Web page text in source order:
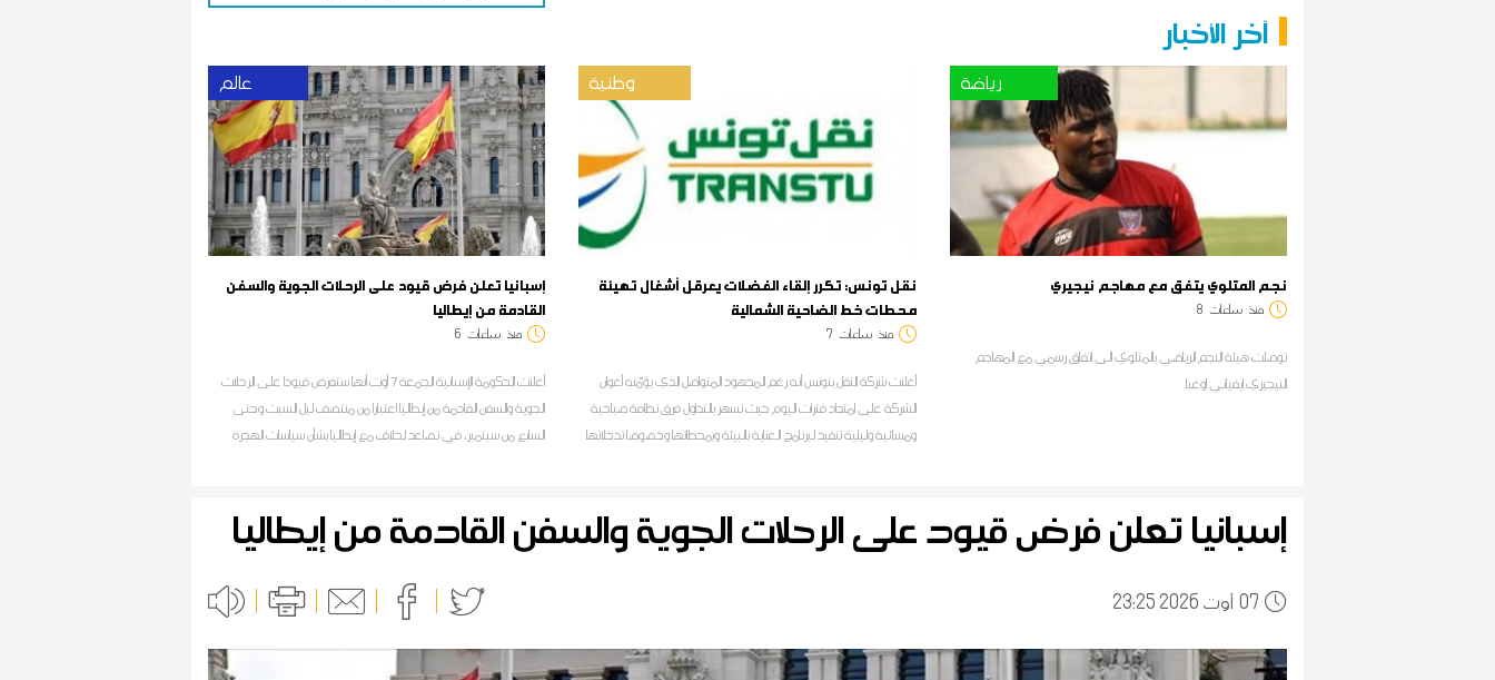
آخر الأخبار
عالم
إسبانيا تعلن فرض قيود على الرحلات الجوية والسفن
القادمة من إيطاليا
منذ ساعات 6
أعلنت الحكومة الإسبانية الجمعة 7 أوت أنها ستفرض قيودا على الرحلات
الجوية والسفن القادمة من إيطاليا اعتبارا من منتصف ليل السبت وحتى
السابع من سبتمبر، في تصاعد لخلاف مع إيطاليا بشأن سياسات الهجرة
وطنية
نقل تونس: تكرر إلقاء الفضلات يعرقل أشغال تهيئة
محطات خط الضاحية الشمالية
منذ ساعات 7
أعلنت شركة النقل بتونس أنه رغم المجهود المتواصل الذي يؤمّنه أعوان
الشركة على امتداد فترات اليوم حيث تسهر بالتداول فرق نظافة صباحية
ومسائية وليلية تنفيذ لبرنامج العناية بالبيئة وبمحطاتها وخصوصا تدخلاتها
الخط ت.ح.م مازالت عرضة للاعتداءات من قبل المتساكنين وأصحاب
المحلات التجارية المجاورين لهذه الفضاءات
رياضة
نجم المتلوي يتفق مع مهاجم نيجيري
منذ ساعات 8
توصلت هيئة النجم الرياضي بالمتلوي الى اتفاق رسمي مع المهاجم
النيجيري ايفياني اوغبا
إسبانيا تعلن فرض قيود على الرحلات الجوية والسفن القادمة من إيطاليا
0723:25 2026 أوت